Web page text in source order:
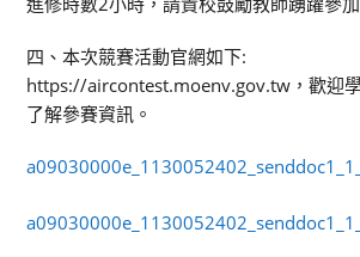
四、本次競賽活動官網如下:
https://aircontest.moenv.gov.tw，歡迎
了解參賽資訊。